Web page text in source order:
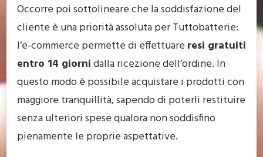
Occorre poi sottolineare che la soddisfazione del
cliente è una priorità assoluta per Tuttobatterie:
l’e-commerce permette di effettuare resi gratuiti
entro 14 giornidalla ricezione dell’ordine. In
questo modo è possibile acquistare i prodotti con
maggiore tranquillità, sapendo di poterli restituire
senza ulteriori spese qualora non soddisfino
pienamente le proprie aspettative.